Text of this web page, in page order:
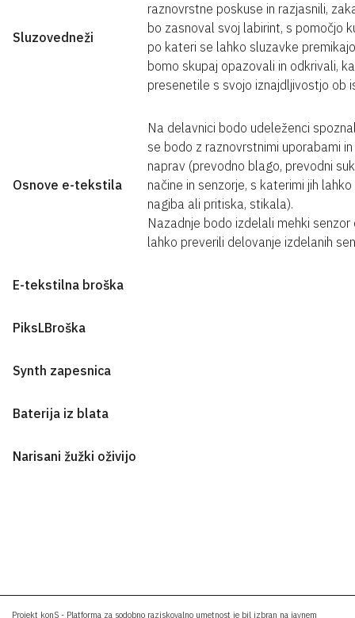
Sluzovedneži
raznovrstne poskuse in razjasnili,
bo zasnoval svoj labirint, s pomočjo
po kateri se lahko sluzavke
bomo skupaj opazovali in odkrivali,
presenetile s svojo iznajdljivostjo ob
Osnove e-tekstila
Na delavnici bodo udeleženci
se bodo z raznovrstnimi uporabami
naprav (prevodno blago, prevodni
načine in senzorje, s katerimi jih
nagiba ali pritiska, stikala).
Nazadnje bodo izdelali mehki
lahko preverili delovanje izdelanih
E-tekstilna broška
PiksLBroška
Synth zapesnica
Baterija iz blata
Narisani žužki oživijo
Projekt konS - Platforma za sodobno raziskovalno umetnost je bil izbran na javnem